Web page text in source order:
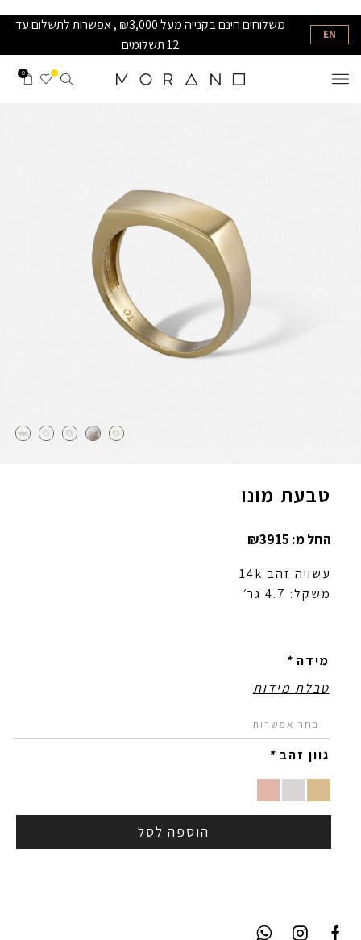
EN
משלוחים חינם בקנייה מעל ₪3,000 , אפשרות לתשלום עד
12 תשלומים
0
טבעת מונו
החל מ: ₪3915
עשויה זהב
משקל:
גר׳
מידה*
טבלת מידות
גוון זהב*
הוספה לסל